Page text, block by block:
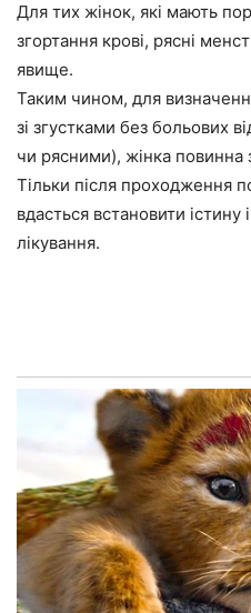
Для тих жінок, які мають
згортання крові, рясні
явище.
Таким чином, для
зі згустками без больових
чи рясними), жінка повинна
Тільки після проходження
вдасться встановити істину
лікування.